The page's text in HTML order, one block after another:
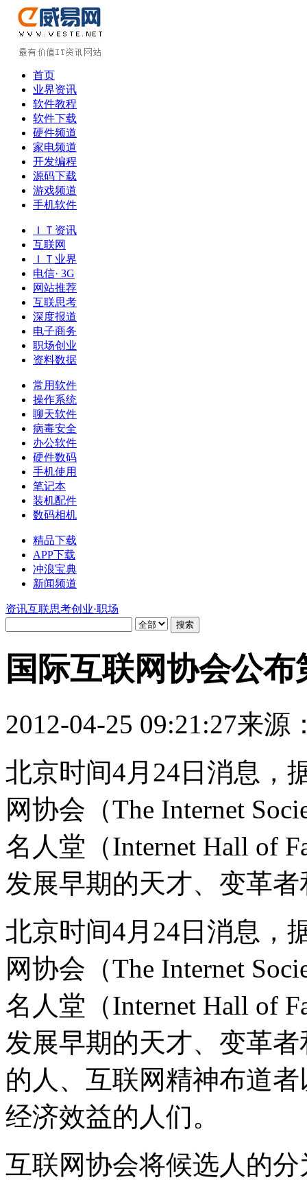
首页
业界资讯
软件教程
软件下载
硬件频道
家电频道
开发编程
源码下载
游戏频道
手机软件
ＩＴ资讯
互联网
ＩＴ业界
电信· 3G
网站推荐
互联思考
深度报道
电子商务
职场创业
资料数据
常用软件
操作系统
聊天软件
病毒安全
办公软件
硬件数码
手机使用
笔记本
装机配件
数码相机
精品下载
APP下载
冲浪宝典
新闻频道
资讯互联思考创业·职场
国际互联网协会公
2012-04-25 09:21:27来源
北京时间4月24日消息，
网协会（The Internet
名人堂（Internet Hall of
发展早期的天才、变革
北京时间4月24日消息，
网协会（The Internet
名人堂（Internet Hall of
发展早期的天才、变革
的人、互联网精神布道
经济效益的人们。
互联网协会将候选人的